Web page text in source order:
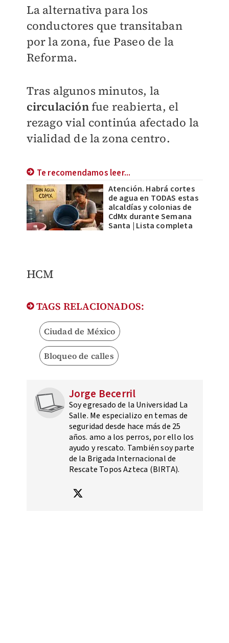
La alternativa para los
conductores que transitaban
por la zona, fue Paseo de la
Reforma.
Tras algunos minutos, la
circulaciónfue reabierta, el
rezago vial continúa afectado la
vialidad de la zona centro.
Te recomendamos leer...
Atención. Habrá cortes
de agua en TODAS estas
alcaldías y colonias de
CdMx durante Semana
Santa | Lista completa
HCM
TAGS RELACIONADOS:
Ciudad de México
Bloqueo de calles
Jorge Becerril
Soy egresado de la Universidad La
Salle. Me especializo en temas de
seguridad desde hace más de 25
años. amo a los perros, por ello los
ayudo y rescato. También soy parte
de la Brigada Internacional de
Rescate Topos Azteca (BIRTA).